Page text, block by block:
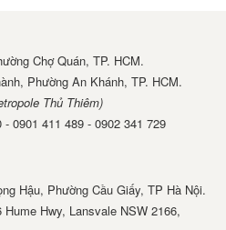
Chợ Quán, TP. HCM.
Phường An Khánh, TP. HCM.
Thủ Thiêm)
0901 411 489 - 0902 341 729
Hậu, Phường Cầu Giấy, TP Hà Nội.
Hume Hwy, Lansvale NSW 2166,